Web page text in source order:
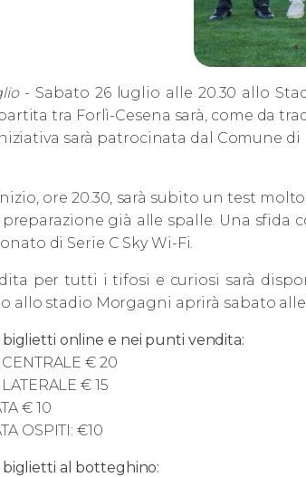
- Sabato 26 luglio alle 20.30 allo
tra Forlì-Cesena sarà, come da
sarà patrocinata dal Comune
ore 20.30, sarà subito un test
già alle spalle. Una sfida
di Serie C Sky Wi-Fi.
per tutti i tifosi e curiosi sarà
allo stadio Morgagni aprirà sabato alle
biglietti online e nei punti vendita:
€ 20
€ 15
€ 10
OSPITI: €10
biglietti al botteghino: